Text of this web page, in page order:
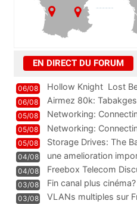
EN DIRECT DU FORUM
06/08 Hollow Knight  Lost
06/08
Airmez 80k:
Technologie und
05/08 Networking:
05/08
Networking:
Information
05/08
Storage Drives: The
Management
04/08
une amelioration
WIFI
04/08
Freebox Telecom
Communi
03/08 Fin canal plus cinéma?
03/08 VLANs multiples sur